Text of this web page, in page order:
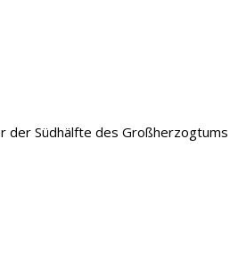
der Südhälfte des Großherzogtums